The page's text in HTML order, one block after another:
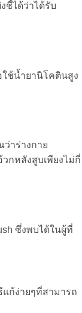
ชี้ได้ว่าได้รับ
ใช้น้ำยานิโคตินสูง
าร่างกาย
กหลังสูบเพียงไม่กี่
ซึ่งพบได้ในผู้ที่
แก้ง่ายๆที่สามารถ